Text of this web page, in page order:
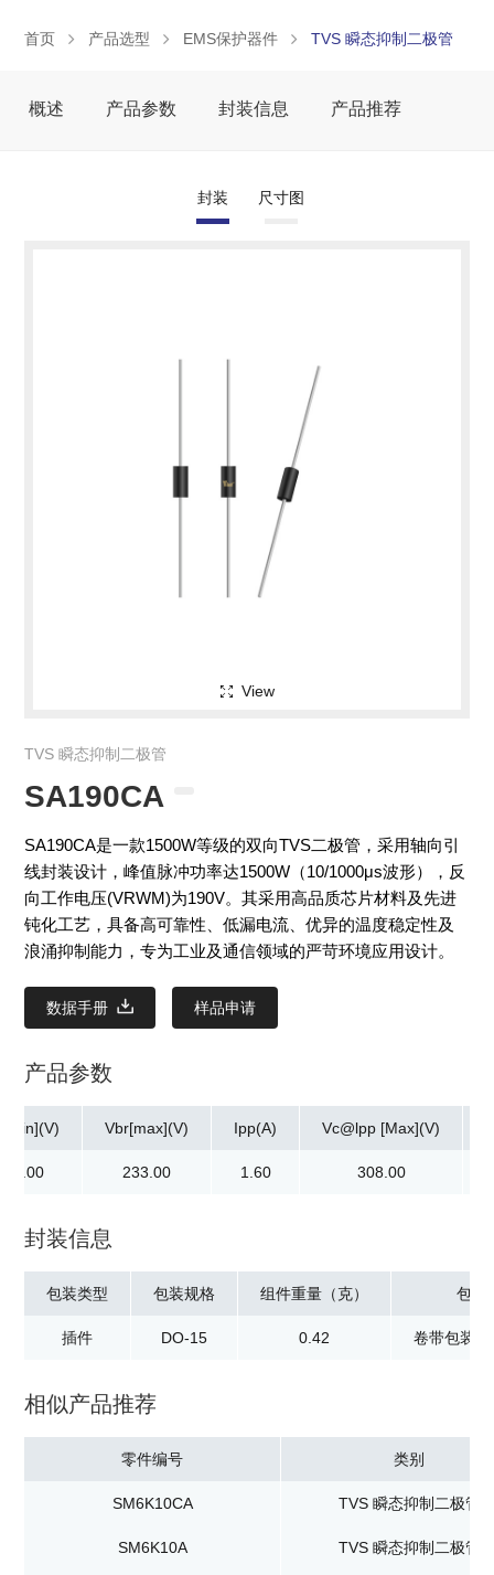
首页 产品选型 EMS保护器件 TVS 瞬态抑制二极管
概述 产品参数 封装信息 产品推荐
封装 尺寸图
View
TVS 瞬态抑制二极管
SA190CA
SA190CA是一款1500W等级的双向TVS二极管，采用轴向引
线封装设计，峰值脉冲功率达1500W（10/1000μs波形），反
向工作电压(VRWM)为190V。其采用高品质芯片材料及先进
钝化工艺，具备高可靠性、低漏电流、优异的温度稳定性及
浪涌抑制能力，专为工业及通信领域的严苛环境应用设计。
数据手册 样品申请
产品参数
Vbr[max](V)
233.00
Ipp(A)
1.60
Vc@lpp [Max](V)
308.00
封装信息
包装类型
插件
包装规格
DO-15
组件重量（克）
0.42
包装
卷带包装
相似产品推荐
零件编号 类别
SM6K10CA TVS 瞬态抑制二极管
SM6K10A TVS 瞬态抑制二极管